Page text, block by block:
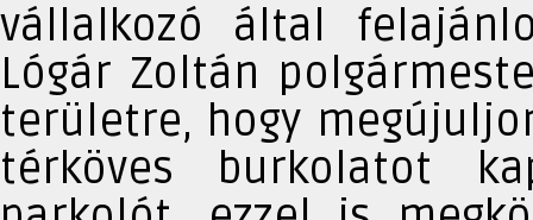
vállalkozó által
Lógár Zoltán
területre, hogy
térköves burkolatot